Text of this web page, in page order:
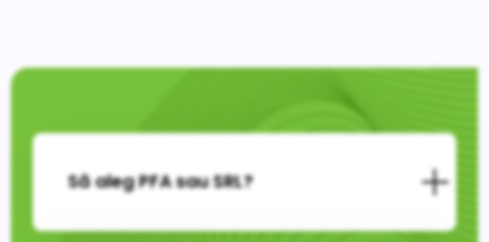
Să aleg PFA sau SRL?